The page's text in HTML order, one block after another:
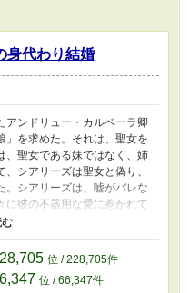
身代わり結婚
アンドリュー・カルベーラ卿
」を求めた。それは、聖女を
、聖女である妹ではなく、姉
シアリーズは聖女と偽り、
。シアリーズは、嘘がバレな
に彼の不器用な愛に惹かれて
同タイトル/未完作品）の再
て消してしまいました。心苦
していきます。 ■削除版と
加エピソードを含めた加筆修
えていることです。 ■R-18
位 / 228,705件
位 / 66,347件